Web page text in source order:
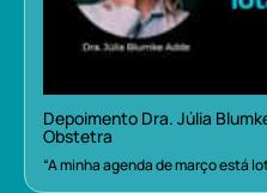
Depoimento Dra. Júlia
Obstetra
“A minha agenda de março está